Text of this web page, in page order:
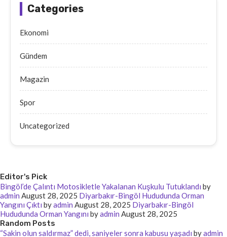
Categories
Ekonomi
Gündem
Magazin
Spor
Uncategorized
Editor's Pick
Bingöl’de Çalıntı Motosikletle Yakalanan Kuşkulu Tutuklandı by
admin August 28, 2025 Diyarbakır-Bingöl Hududunda Orman
Yangını Çıktı byadmin August 28, 2025 Diyarbakır-Bingöl
Hududunda Orman Yangını byadmin August 28, 2025
Random Posts
“Sakin olun saldırmaz” dedi, saniyeler sonra kabusu yaşadı byadmin